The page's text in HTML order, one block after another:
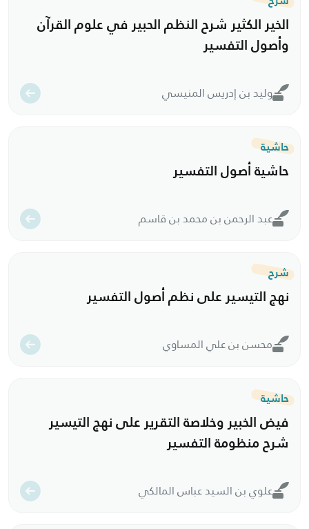
الخير الكثير شرح النظم الحبير في علوم القرآن
وأصول التفسير
وليد بن إدريس المنيسي
حاشية
حاشية أصول التفسير
عبد الرحمن بن محمد بن قاسم
شرح
نهج التيسير على نظم أصول التفسير
محسن بن علي المساوي
حاشية
فيض الخبير وخلاصة التقرير على نهج التيسير
شرح منظومة التفسير
علوي بن السيد عباس المالكي